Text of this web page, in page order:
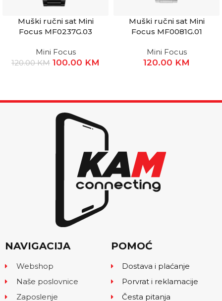
Muški ručni sat Mini
Focus MF0237G.03
Mini Focus
120.00KM 100.00 KM
Muški ručni sat Mini
Focus MF0081G.01
Mini Focus
120.00 KM
NAVIGACIJA
Webshop
Naše poslovnice
Zaposlenje
POMOĆ
Dostava i plaćanje
Porvrat i reklamacije
Česta pitanja